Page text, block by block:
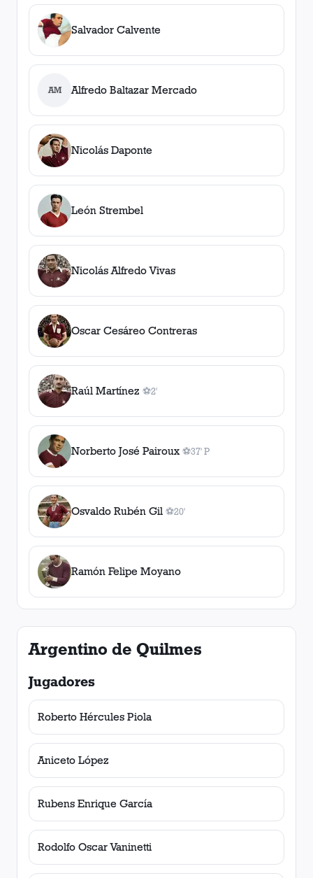
Salvador Calvente
AM Alfredo Baltazar Mercado
Nicolás Daponte
León Strembel
Nicolás Alfredo Vivas
Oscar Cesáreo Contreras
Raúl Martínez ⚽
1gol
2'
Norberto José Pairoux ⚽
1gol , 37' P
37' P
Osvaldo Rubén Gil ⚽
1gol
20'
Ramón Felipe Moyano
Argentino de Quilmes
Jugadores
Roberto Hércules Piola
Aniceto López
Rubens Enrique García
Rodolfo Oscar Vaninetti